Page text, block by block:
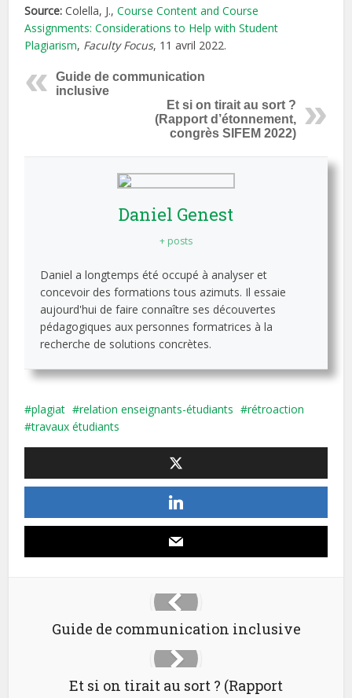
Source:Colella, J.,Course Content and Course
Assignments: Considerations to Help with Student
Plagiarism, Faculty Focus, 11 avril 2022.
Guide de communication
inclusive
Et si on tirait au sort ?
(Rapport d’étonnement,
congrès SIFEM 2022)
Daniel Genest
+ posts
Daniel a longtemps été occupé à analyser et
concevoir des formations tous azimuts. Il essaie
aujourd'hui de faire connaître ses découvertes
pédagogiques aux personnes formatrices à la
recherche de solutions concrètes.
plagiat relation enseignants-étudiants
rétroaction
travaux étudiants
Guide de communication inclusive
Et si on tirait au sort ? (Rapport